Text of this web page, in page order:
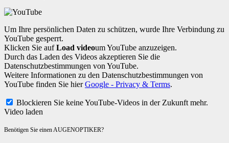
Um Ihre persönlichen Daten zu schützen, wurde Ihre Verbindung zu
YouTube gesperrt.
Klicken Sie aufLoad videoum YouTube anzuzeigen.
Durch das Laden des Videos akzeptieren Sie die
Datenschutzbestimmungen von YouTube.
Weitere Informationen zu den Datenschutzbestimmungen von
YouTube finden Sie hierGoogle - Privacy & Terms.
Blockieren Sie keine YouTube-Videos in der Zukunft mehr.
Video laden
Benötigen Sie einen AUGENOPTIKER?